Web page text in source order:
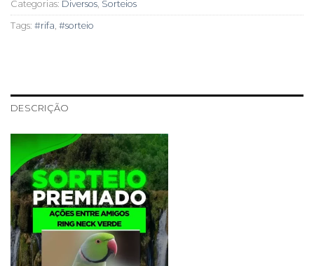
Categorias: Diversos, Sorteios
Tags: #rifa, #sorteio
DESCRIÇÃO